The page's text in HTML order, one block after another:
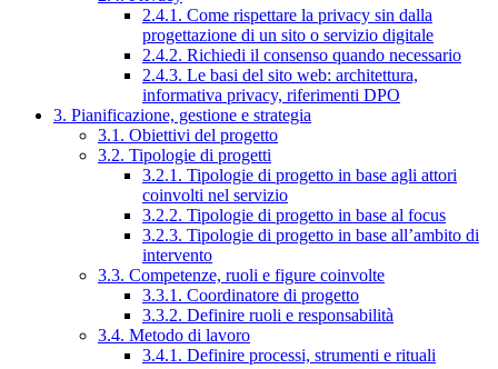
2.4.1. Come rispettare la privacy sin dalla
progettazione di un sito o servizio digitale
2.4.2. Richiedi il consenso quando necessario
2.4.3. Le basi del sito web: architettura,
informativa privacy, riferimenti DPO
3. Pianificazione, gestione e strategia
3.1. Obiettivi del progetto
3.2. Tipologie di progetti
3.2.1. Tipologie di progetto in base agli attori
coinvolti nel servizio
3.2.2. Tipologie di progetto in base al focus
3.2.3. Tipologie di progetto in base all’ambito di
intervento
3.3. Competenze, ruoli e figure coinvolte
3.3.1. Coordinatore di progetto
3.3.2. Definire ruoli e responsabilità
3.4. Metodo di lavoro
3.4.1. Definire processi, strumenti e rituali